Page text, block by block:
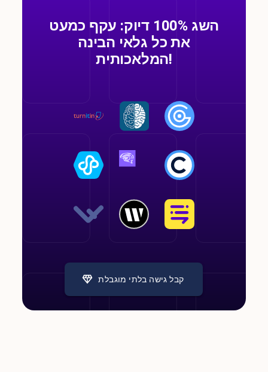
השג 100% דיוק: עקף כמעט
את כל גלאי הבינה
המלאכותית!
קבל גישה בלתי מוגבלת